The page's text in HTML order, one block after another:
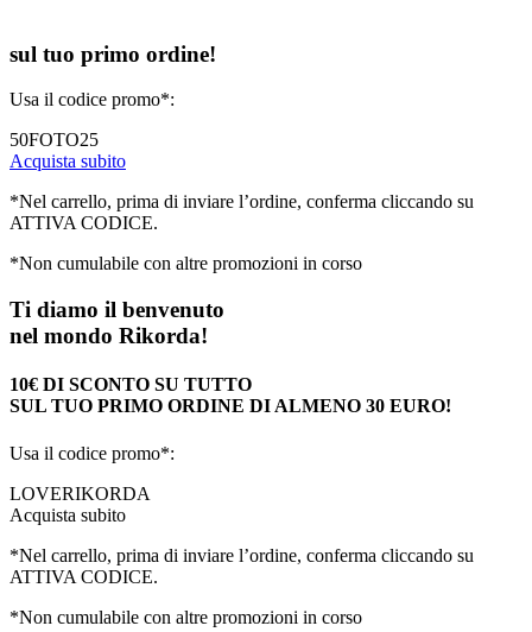
sul tuo primo ordine!
Usa il codice promo*:
50FOTO25
Acquista subito
*Nel carrello, prima di inviare l’ordine, conferma cliccando su
ATTIVA CODICE.
*Non cumulabile con altre promozioni in corso
Ti diamo il benvenuto
nel mondo Rikorda!
10€ DI SCONTO SU TUTTO
SUL TUO PRIMO ORDINE DI ALMENO 30 EURO!
Usa il codice promo*:
LOVERIKORDA
Acquista subito
*Nel carrello, prima di inviare l’ordine, conferma cliccando su
ATTIVA CODICE.
*Non cumulabile con altre promozioni in corso